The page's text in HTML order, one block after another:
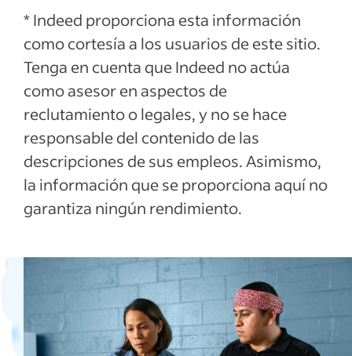
* Indeed proporciona esta información
como cortesía a los usuarios de este sitio.
Tenga en cuenta que Indeed no actúa
como asesor en aspectos de
reclutamiento o legales, y no se hace
responsable del contenido de las
descripciones de sus empleos. Asimismo,
la información que se proporciona aquí no
garantiza ningún rendimiento.